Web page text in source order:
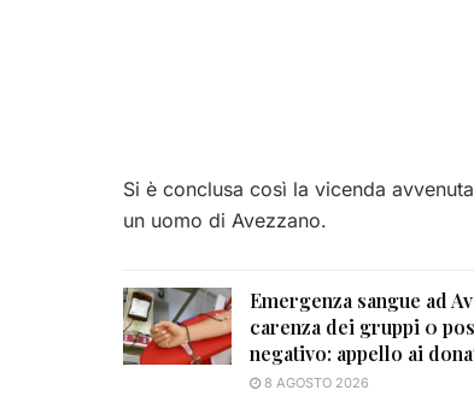
Si è conclusa così la vicenda
un uomo di Avezzano.
Emergenza sangue ad
carenza dei gruppi 0
negativo: appello ai
8 AGOSTO 2026